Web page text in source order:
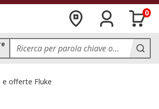
0
e offerte Fluke